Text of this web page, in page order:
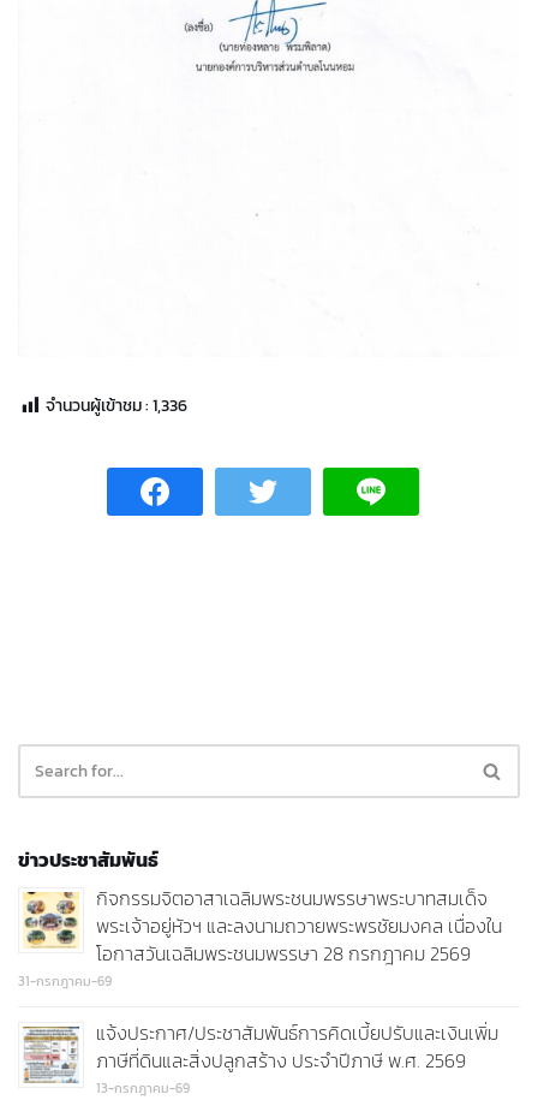
จำนวนผู้เข้าชม :1,336
ข่าวประชาสัมพันธ์
กิจกรรมจิตอาสาเฉลิมพระชนมพรรษาพระบาทสมเด็จ
พระเจ้าอยู่หัวฯ และลงนามถวายพระพรชัยมงคล เนื่องใน
โอกาสวันเฉลิมพระชนมพรรษา 28 กรกฎาคม 2569
31-กรกฎาคม-69
แจ้งประกาศ/ประชาสัมพันธ์การคิดเบี้ยปรับและเงินเพิ่ม
ภาษีที่ดินและสิ่งปลูกสร้าง ประจำปีภาษี พ.ศ. 2569
13-กรกฎาคม-69